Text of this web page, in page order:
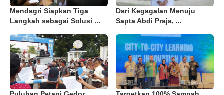
Mendagri Siapkan Tiga
Langkah sebagai Solusi ...
Dari Kegagalan Menuju
Sapta Abdi Praja, ...